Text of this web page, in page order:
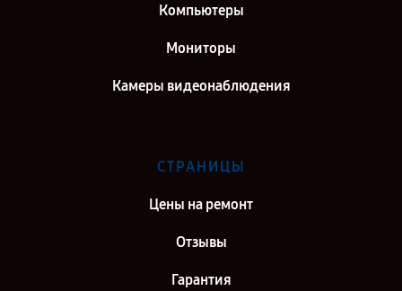
Компьютеры
Мониторы
Камеры видеонаблюдения
СТРАНИЦЫ
Цены на ремонт
Отзывы
Гарантия